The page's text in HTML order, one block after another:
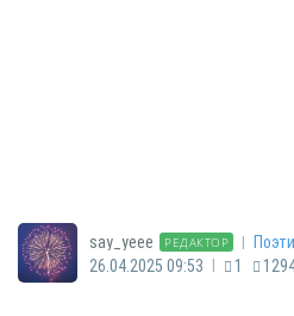
say_yeee РЕДАКТОР |
26.04.2025 09:53 | 1